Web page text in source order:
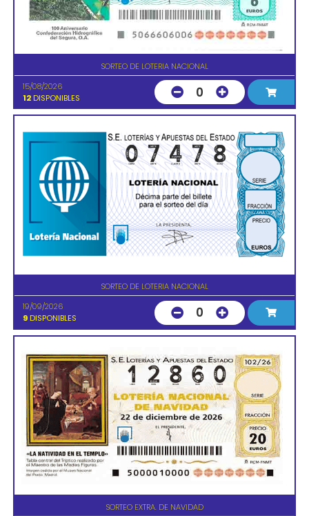
SORTEO DE LOTERIA NACIONAL
15/08/2026
12 DISPONIBLES 0
SORTEO DE LOTERIA NACIONAL
19/09/2026
9 DISPONIBLES 0
SORTEO EXTRA. DE NAVIDAD